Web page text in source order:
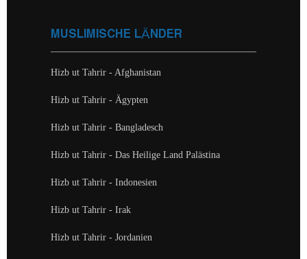
MUSLIMISCHE LÄNDER
Hizb ut Tahrir - Afghanistan
Hizb ut Tahrir - Ägypten
Hizb ut Tahrir - Bangladesch
Hizb ut Tahrir - Das Heilige Land Palästina
Hizb ut Tahrir - Indonesien
Hizb ut Tahrir - Irak
Hizb ut Tahrir - Jordanien